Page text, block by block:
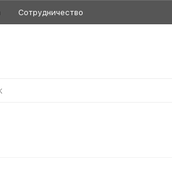
Сотрудничество